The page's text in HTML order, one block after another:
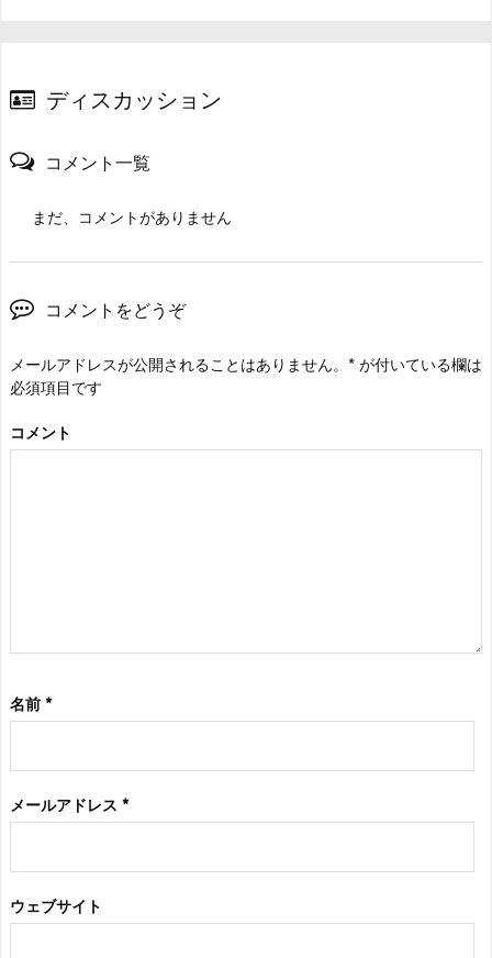
ディスカッション
コメント一覧
まだ、コメントがありません
コメントをどうぞ
メールアドレスが公開されることはありません。 * が付いている欄は
必須項目です
コメント
名前 *
メールアドレス *
ウェブサイト